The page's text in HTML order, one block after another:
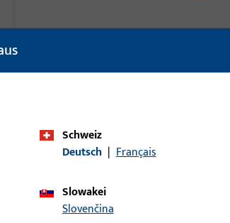
Produkttyp
Verpackungseinheit
Mindestbestelleinheit
Schweiz
Deutsch | Français
Slowakei
Slovenčina